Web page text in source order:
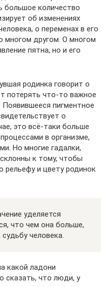
большое количество
об изменениях
о переменах в его
многом другом. О многом
пятна, но и его
родинка говорит о
потерять что-то важное
пигментное
о
это всё-таки больше
в организме,
Но многие гадалки,
к тому, чтобы
и цвету родинок
уделяется
что чем она больше,
человека.
какой ладони
сказать, что люди, у